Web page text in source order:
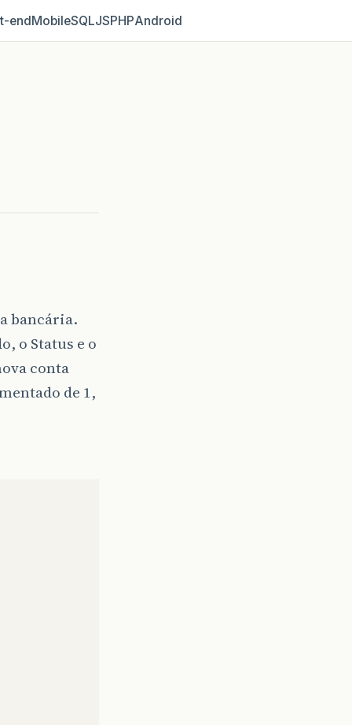
MobileSQLJSPHPAndroid
bancária.
o Status e o
conta
de 1,